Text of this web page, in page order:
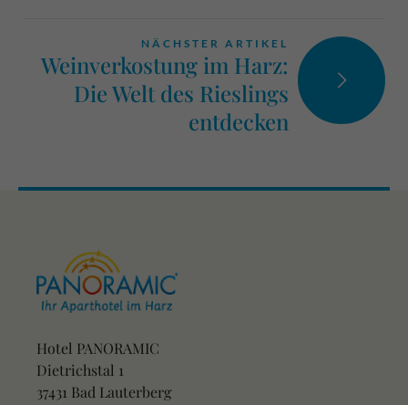
NÄCHSTER ARTIKEL
Weinverkostung im Harz:
Die Welt des Rieslings
entdecken
Hotel PANORAMIC
Dietrichstal 1
37431 Bad Lauterberg